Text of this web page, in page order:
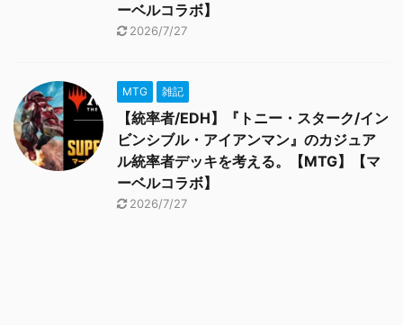
ーベルコラボ】
2026/7/27
MTG 雑記
【統率者/EDH】『トニー・スターク/イン
ビンシブル・アイアンマン』のカジュア
ル統率者デッキを考える。【MTG】【マ
ーベルコラボ】
2026/7/27